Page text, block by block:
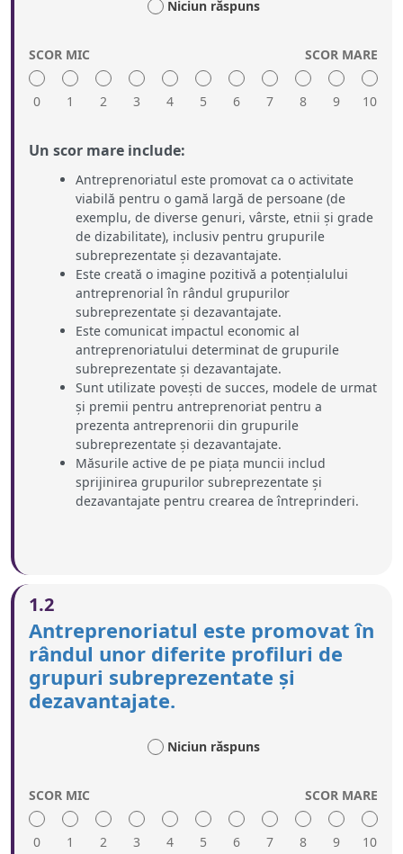
Niciun răspuns
SCOR MIC
0 1 2 3 4 5 6 7 8 9
SCOR MARE
10
Un scor mare include:
Antreprenoriatul este promovat ca o activitate
viabilă pentru o gamă largă de persoane (de
exemplu, de diverse genuri, vârste, etnii și grade
de dizabilitate), inclusiv pentru grupurile
subreprezentate și dezavantajate.
Este creată o imagine pozitivă a potențialului
antreprenorial în rândul grupurilor
subreprezentate și dezavantajate.
Este comunicat impactul economic al
antreprenoriatului determinat de grupurile
subreprezentate și dezavantajate.
Sunt utilizate povești de succes, modele de urmat
și premii pentru antreprenoriat pentru a
prezenta antreprenorii din grupurile
subreprezentate și dezavantajate.
Măsurile active de pe piața muncii includ
sprijinirea grupurilor subreprezentate și
dezavantajate pentru crearea de întreprinderi.
1.2
Antreprenoriatul este promovat în
rândul unor diferite profiluri de
grupuri subreprezentate și
dezavantajate.
Niciun răspuns
SCOR MIC
0 1 2 3 4 5 6 7 8 9
SCOR MARE
10